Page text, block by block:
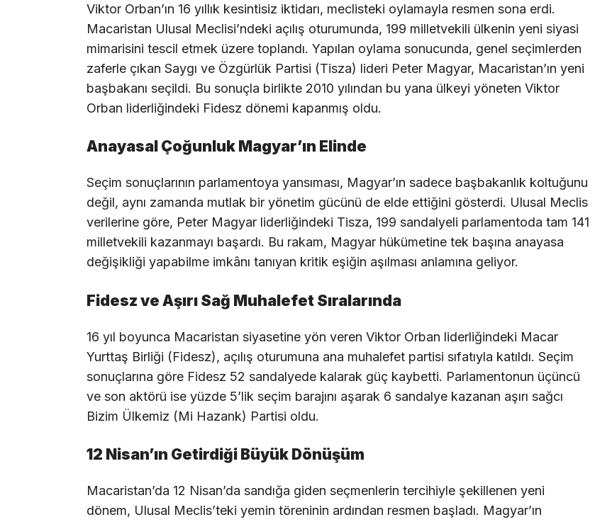
Viktor Orban’ın 16 yıllık kesintisiz iktidarı, meclisteki oylamayla resmen sona erdi.
Macaristan Ulusal Meclisi’ndeki açılış oturumunda, 199 milletvekili ülkenin yeni siyasi
mimarisini tescil etmek üzere toplandı. Yapılan oylama sonucunda, genel seçimlerden
zaferle çıkan Saygı ve Özgürlük Partisi (Tisza) lideri Peter Magyar, Macaristan’ın yeni
başbakanı seçildi. Bu sonuçla birlikte 2010 yılından bu yana ülkeyi yöneten Viktor
Orban liderliğindeki Fidesz dönemi kapanmış oldu.
Anayasal Çoğunluk Magyar’ın Elinde
Seçim sonuçlarının parlamentoya yansıması, Magyar’ın sadece başbakanlık koltuğunu
değil, aynı zamanda mutlak bir yönetim gücünü de elde ettiğini gösterdi. Ulusal Meclis
verilerine göre, Peter Magyar liderliğindeki Tisza, 199 sandalyeli parlamentoda tam 141
milletvekili kazanmayı başardı. Bu rakam, Magyar hükümetine tek başına anayasa
değişikliği yapabilme imkânı tanıyan kritik eşiğin aşılması anlamına geliyor.
Fidesz ve Aşırı Sağ Muhalefet Sıralarında
16 yıl boyunca Macaristan siyasetine yön veren Viktor Orban liderliğindeki Macar
Yurttaş Birliği (Fidesz), açılış oturumuna ana muhalefet partisi sıfatıyla katıldı. Seçim
sonuçlarına göre Fidesz 52 sandalyede kalarak güç kaybetti. Parlamentonun üçüncü
ve son aktörü ise yüzde 5’lik seçim barajını aşarak 6 sandalye kazanan aşırı sağcı
Bizim Ülkemiz (Mi Hazank) Partisi oldu.
12 Nisan’ın Getirdiği Büyük Dönüşüm
Macaristan’da 12 Nisan’da sandığa giden seçmenlerin tercihiyle şekillenen yeni
dönem, Ulusal Meclis’teki yemin töreninin ardından resmen başladı. Magyar’ın